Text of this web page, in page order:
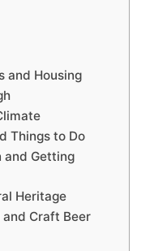
and Housing
Things to Do
and Getting
Heritage
and Craft Beer